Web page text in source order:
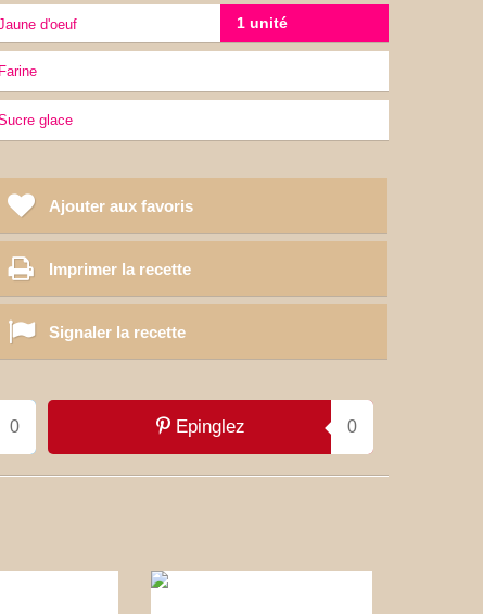
jaune d'oeuf 1 unité
Farine
sucre glace
Ajouter aux favoris
Imprimer la recette
Signaler la recette
0 Epinglez 0